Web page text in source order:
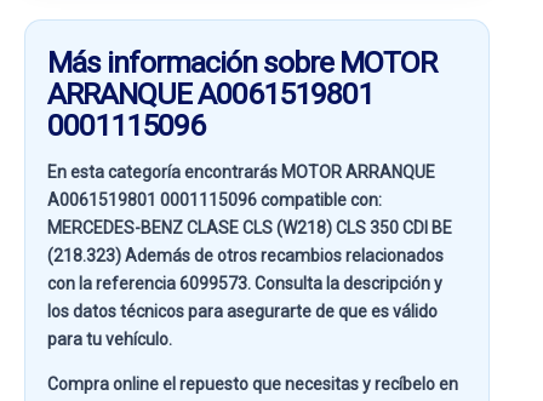
Más información sobre MOTOR
ARRANQUE A0061519801
0001115096
En esta categoría encontrarás MOTOR ARRANQUE
A0061519801 0001115096 compatible con:
MERCEDES-BENZ CLASE CLS (W218) CLS 350 CDI BE
(218.323)Además de otros recambios relacionados
con la referencia6099573. Consulta la descripción y
los datos técnicos para asegurarte de que es válido
para tu vehículo.
Compra online el repuesto que necesitas y recíbelo en